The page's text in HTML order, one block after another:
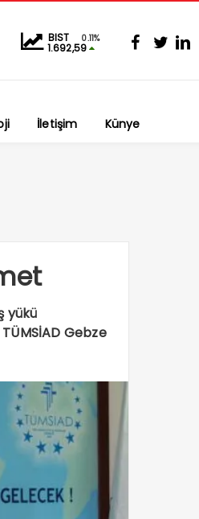
BIST 0.11%
1.692,59
İletişim Künye
yükü
Gebze